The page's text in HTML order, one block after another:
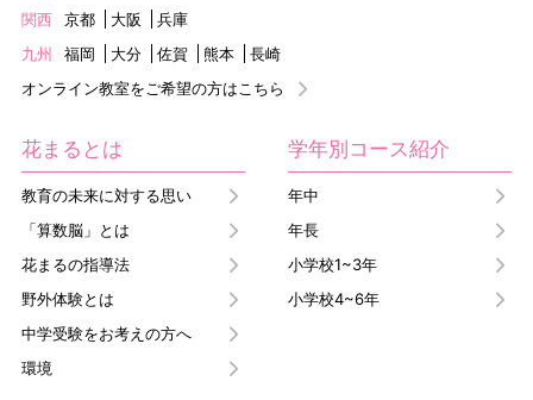
関西
京都 大阪
兵庫
九州
福岡 大分 佐賀 熊本
長崎
オンライン教室をご希望の方はこちら
花まるとは
教育の未来に対する思い
「算数脳」とは
花まるの指導法
野外体験とは
中学受験をお考えの方へ
環境
学年別コース紹介
年中
年長
小学校1~3年
小学校4~6年